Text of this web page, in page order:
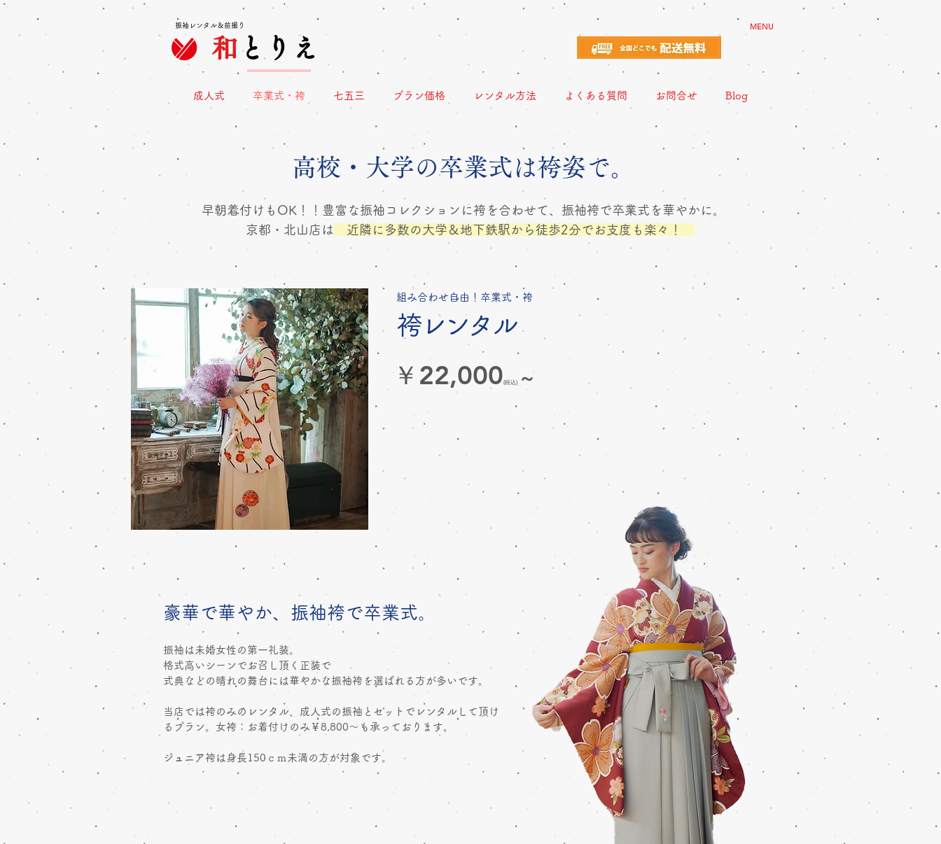
和とりえ
振袖レンタル＆前撮り MENU
成人式 卒業式・袴 七五三 プラン価格 レンタル方法 よくある質問 お問合せ Blog
高校・大学の卒業式は袴姿で。
早朝着付けもOK！！豊富な振袖コレクションに袴を合わせて、振袖袴で卒業式を華やかに。
京都・北山店は 近隣に多数の大学＆地下鉄駅から徒歩2分でお支度も楽々！
豪華で華やか、振袖袴で卒業式。
振袖は未婚女性の第一礼装。
格式高いシーンでお召し頂く正装で
式典などの晴れの舞台には華やかな振袖袴を選ばれる方が多いです。
当店では袴のみのレンタル、成人式の振袖とセットでレンタルして頂け
る ​プラン。 女袴：お着付けのみ￥8,800～も ​承っております。
​ジュニア袴は身長150ｃｍ未満の方が対象です。
組み合わせ自由！卒業式・袴
袴レンタル
￥22,000(税込) ～